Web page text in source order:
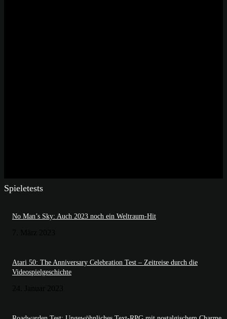
Spieletests
No Man’s Sky: Auch 2023 noch ein Weltraum-Hit
Atari 50: The Anniversary Celebration Test – Zeitreise durch die
Videospielgeschichte